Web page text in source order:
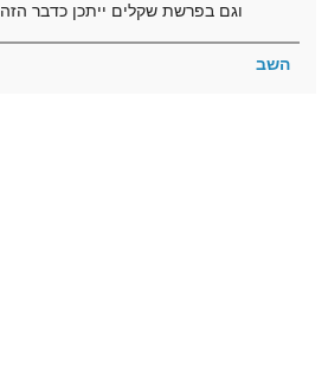
וגם בפרשת שקלים ייתכן כדבר הזה
השב